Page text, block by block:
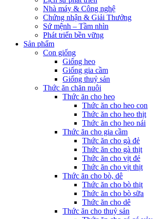
Nhà máy & Công nghệ
Chứng nhận & Giải Thưởng
Sứ mệnh – Tầm nhìn
Phát triển bền vững
Sản phẩm
Con giống
Giống heo
Giống gia cầm
Giống thuỷ sản
Thức ăn chăn nuôi
Thức ăn cho heo
Thức ăn cho heo con
Thức ăn cho heo thịt
Thức ăn cho heo nái
Thức ăn cho gia cầm
Thức ăn cho gà đẻ
Thức ăn cho gà thịt
Thức ăn cho vịt đẻ
Thức ăn cho vịt thịt
Thức ăn cho bò, dê
Thức ăn cho bò thịt
Thức ăn cho bò sữa
Thức ăn cho dê
Thức ăn cho thuỷ sản